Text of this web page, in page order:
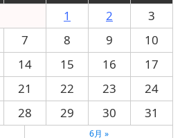
1
2
3
7 8 9
10
14 15 16
17
21 22 23
24
28 29 30 31
6月 »